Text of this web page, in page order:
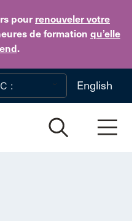
pour renouveler votre
de formation qu’elle
.
Skip to main content
English